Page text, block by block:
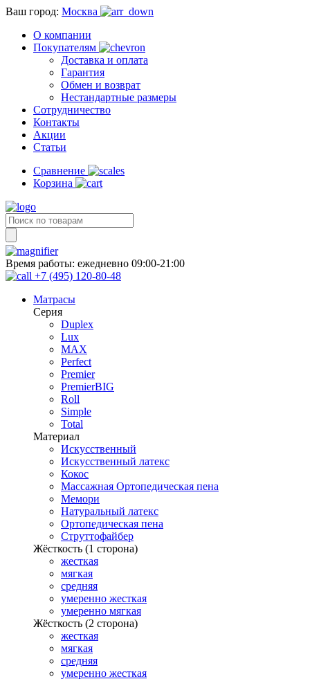
Ваш город: Москва
О компании
Покупателям
Доставка и оплата
Гарантия
Обмен и возврат
Нестандартные размеры
Сотрудничество
Контакты
Акции
Статьи
Сравнение
Корзина
Время работы: ежедневно 09:00-21:00
+7 (495) 120-80-48
Матрасы
Серия
Duplex
Lux
MAX
Perfect
Premier
PremierBIG
Roll
Simple
Total
Материал
Искусственный
Искусственный латекс
Кокос
Массажная Ортопедическая пена
Мемори
Натуральный латекс
Ортопедическая пена
Струттофайбер
Жёсткость (1 сторона)
жесткая
мягкая
средняя
умеренно жесткая
умеренно мягкая
Жёсткость (2 сторона)
жесткая
мягкая
средняя
умеренно жесткая